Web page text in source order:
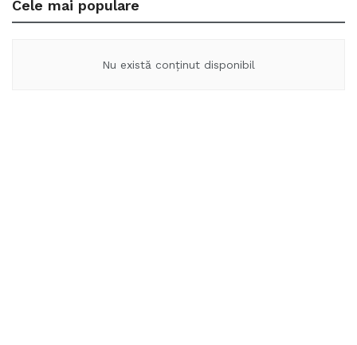
Cele mai populare
Nu există conținut disponibil